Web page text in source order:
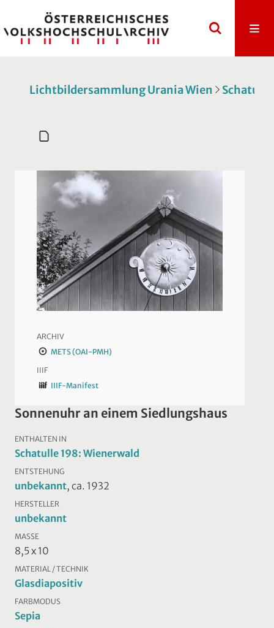
Lichtbildersammlung Urania Wien
ARCHIV
METS (OAI-PMH)
IIIF
IIIF-Manifest
Sonnenuhr an einem Siedlungshaus
ENTHALTEN IN
Schatulle 198: Wienerwald
ENTSTEHUNG
unbekannt, ca. 1932
HERSTELLER
unbekannt
MASSE
8,5 x 10
MATERIAL / TECHNIK
Glasdiapositiv
FARBMODUS
Sepia